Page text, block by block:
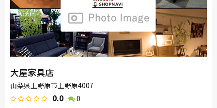
大屋家具店
山梨県上野原市上野原4007
0.0 0